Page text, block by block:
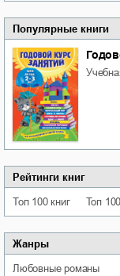
Популярные книги
Рейтинги книг
Топ 100 книг Топ
Жанры
любовные романы